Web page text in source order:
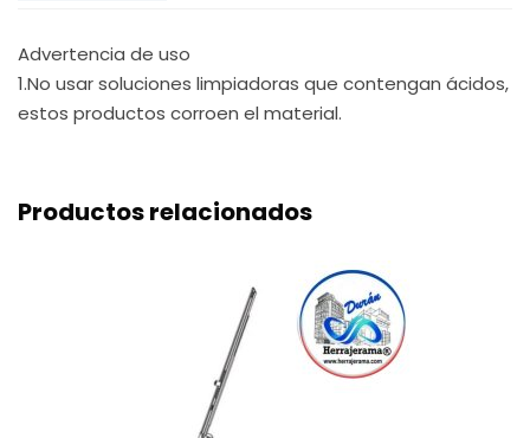
Advertencia de uso
1.No usar soluciones limpiadoras que contengan ácidos,
estos productos corroen el material.
Productos relacionados